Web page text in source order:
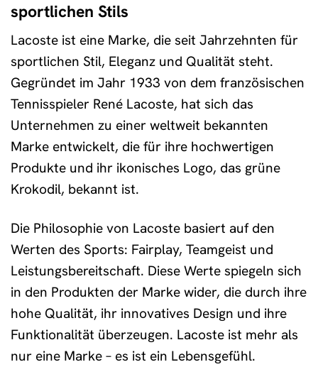
sportlichen Stils
Lacoste ist eine Marke, die seit Jahrzehnten für
sportlichen Stil, Eleganz und Qualität steht.
Gegründet im Jahr 1933 von dem französischen
Tennisspieler René Lacoste, hat sich das
Unternehmen zu einer weltweit bekannten
Marke entwickelt, die für ihre hochwertigen
Produkte und ihr ikonisches Logo, das grüne
Krokodil, bekannt ist.
Die Philosophie von Lacoste basiert auf den
Werten des Sports: Fairplay, Teamgeist und
Leistungsbereitschaft. Diese Werte spiegeln sich
in den Produkten der Marke wider, die durch ihre
hohe Qualität, ihr innovatives Design und ihre
Funktionalität überzeugen. Lacoste ist mehr als
nur eine Marke – es ist ein Lebensgefühl.